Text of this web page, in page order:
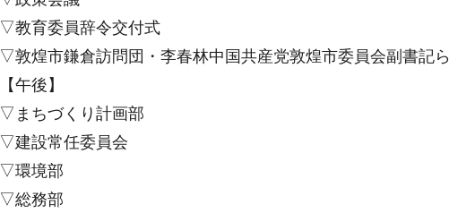
▽教育委員辞令交付式
▽敦煌市鎌倉訪問団・李春林中国共産党敦煌市委員会副書記ら
【午後】
▽まちづくり計画部
▽建設常任委員会
▽環境部
▽総務部